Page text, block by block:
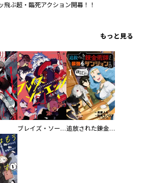
ぶ超・臨死アクション開幕！！
もっと見る
ブレイズ・ソー・エッジ 追放された錬金術師さん、最強のダンジョンを創りませんか？